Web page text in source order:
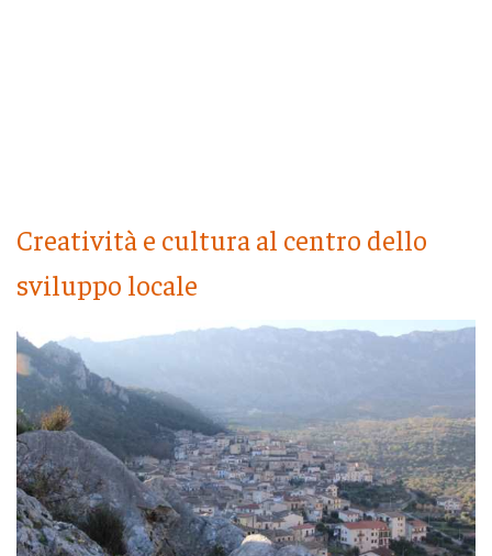
Creatività e cultura al centro dello
sviluppo locale